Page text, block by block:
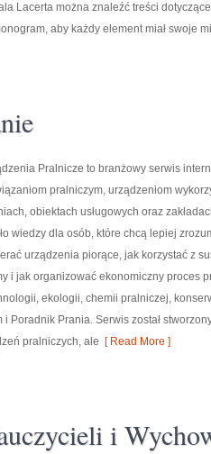
Lacerta można znaleźć treści
aby każdy element miał swoje
Pralnicze to branżowy serwis
pralniczym, urządzeniom
obiektach usługowych oraz
wiedzy dla osób, które chcą lepiej
urządzenia piorące, jak korzystać z
i jak organizować ekonomiczny proces
ekologii, chemii pralniczej,
Poradnik Prania. Serwis został
pralniczych, ale [ Read More ]
i